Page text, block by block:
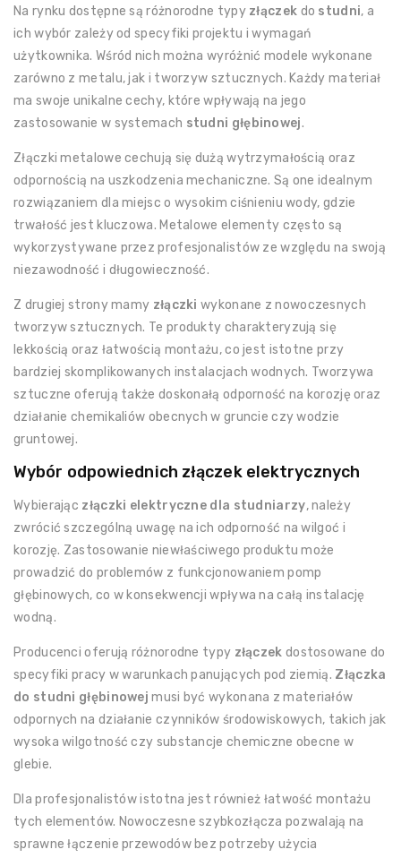
Na rynku dostępne są różnorodne typy złączek do studni, a
ich wybór zależy od specyfiki projektu i wymagań
użytkownika. Wśród nich można wyróżnić modele wykonane
zarówno z metalu, jak i tworzyw sztucznych. Każdy materiał
ma swoje unikalne cechy, które wpływają na jego
zastosowanie w systemach studni głębinowej.
Złączki metalowe cechują się dużą wytrzymałością oraz
odpornością na uszkodzenia mechaniczne. Są one idealnym
rozwiązaniem dla miejsc o wysokim ciśnieniu wody, gdzie
trwałość jest kluczowa. Metalowe elementy często są
wykorzystywane przez profesjonalistów ze względu na swoją
niezawodność i długowieczność.
Z drugiej strony mamy złączki wykonane z nowoczesnych
tworzyw sztucznych. Te produkty charakteryzują się
lekkością oraz łatwością montażu, co jest istotne przy
bardziej skomplikowanych instalacjach wodnych. Tworzywa
sztuczne oferują także doskonałą odporność na korozję oraz
działanie chemikaliów obecnych w gruncie czy wodzie
gruntowej.
Wybór odpowiednich złączek elektrycznych
Wybierając złączki elektryczne dla studniarzy, należy
zwrócić szczególną uwagę na ich odporność na wilgoć i
korozję. Zastosowanie niewłaściwego produktu może
prowadzić do problemów z funkcjonowaniem pomp
głębinowych, co w konsekwencji wpływa na całą instalację
wodną.
Producenci oferują różnorodne typy złączek dostosowane do
specyfiki pracy w warunkach panujących pod ziemią. Złączka
do studni głębinowej musi być wykonana z materiałów
odpornych na działanie czynników środowiskowych, takich jak
wysoka wilgotność czy substancje chemiczne obecne w
glebie.
Dla profesjonalistów istotna jest również łatwość montażu
tych elementów. Nowoczesne szybkozłącza pozwalają na
sprawne łączenie przewodów bez potrzeby użycia